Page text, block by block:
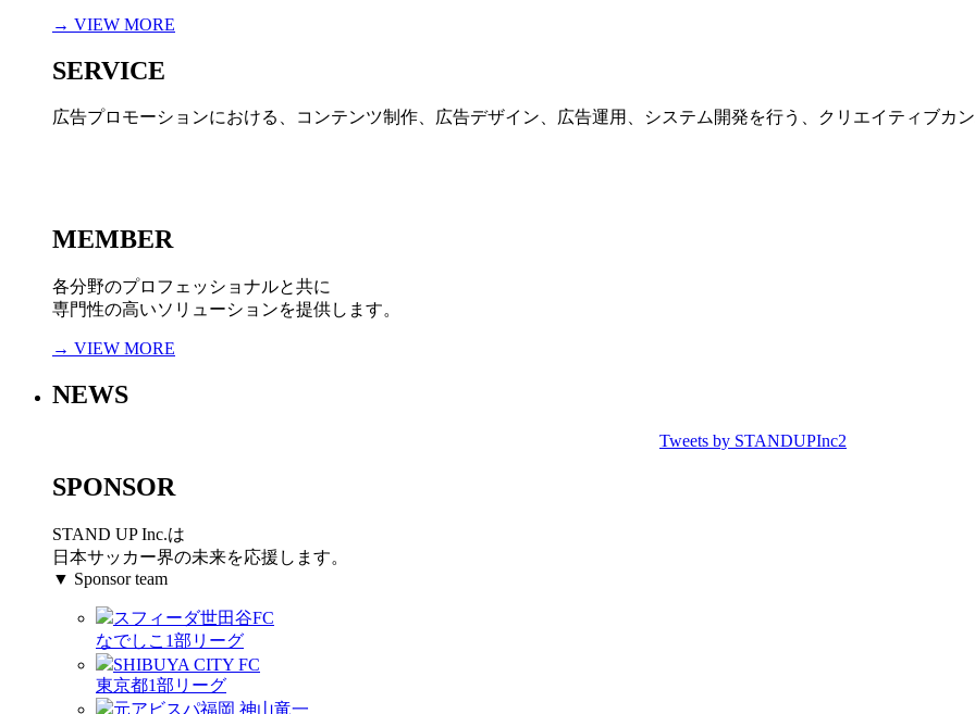
→ VIEW MORE
SERVICE
広告プロモーションにおける、コンテンツ制作、広告デザイン、広告運用、システム開発を行う、 クリエイティブカ
MEMBER
各分野のプロフェッショナルと共に
専門性の高いソリューションを提供します。
→ VIEW MORE
NEWS
Tweets by STANDUPInc2
SPONSOR
STAND UP Inc.は
日本サッカー界の未来を応援します。
▼ Sponsor team
スフィーダ世田谷FC
なでしこ1部リーグ
SHIBUYA CITY FC
東京都1部リーグ
元アビスパ福岡 神山竜一